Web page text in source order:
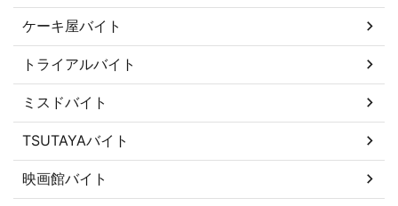
ケーキ屋バイト
トライアルバイト
ミスドバイト
TSUTAYAバイト
映画館バイト